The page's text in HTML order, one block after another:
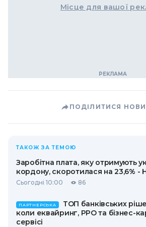
Місце для вашої
ПОДІЛИТИСЯ
ТАКОЖ ЗА ТЕМОЮ
Заробітна плата, яку отримують
кордону, скоротилася на 23,6% -
Сьогодні 10:00 86
ПАРТНЕРСЬКА
ТОП банківських
коли еквайринг, РРО та бізнес-
сервісі